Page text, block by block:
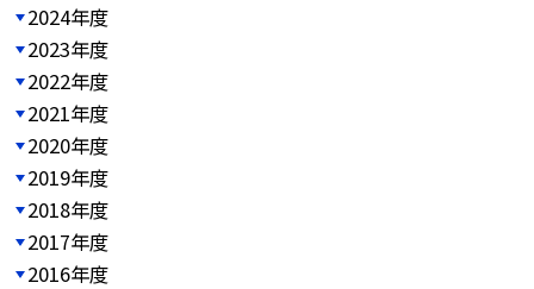
2024年度
2023年度
2022年度
2021年度
2020年度
2019年度
2018年度
2017年度
2016年度